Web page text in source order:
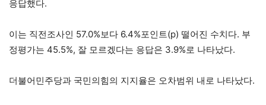
응답했다.
이는 직전조사인 57.0%보다 6.4%포인트(p) 떨어진 수치다. 부
정평가는 45.5%, 잘 모르겠다는 응답은 3.9%로 나타났다.
더불어민주당과 국민의힘의 지지율은 오차범위 내로 나타났다.